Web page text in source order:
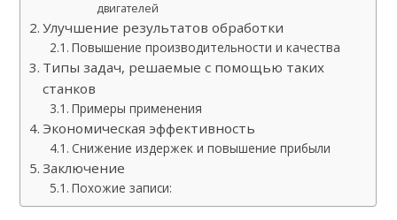
двигателей
Улучшение результатов обработки
Повышение производительности и качества
Типы задач, решаемые с помощью таких
станков
Примеры применения
Экономическая эффективность
Снижение издержек и повышение прибыли
Заключение
Похожие записи: